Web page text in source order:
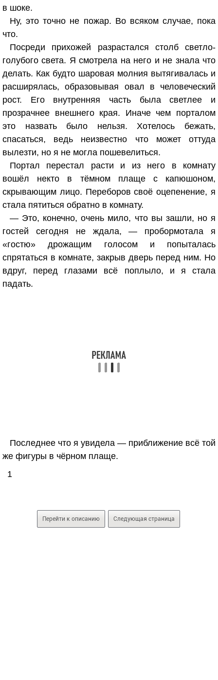
в шоке.
Ну, это точно не пожар. Во всяком случае, пока
что.
Посреди прихожей разрастался столб светло-
голубого света. Я смотрела на него и не знала что
делать. Как будто шаровая молния вытягивалась и
расширялась, образовывая овал в человеческий
рост. Его внутренняя часть была светлее и
прозрачнее внешнего края. Иначе чем порталом
это назвать было нельзя. Хотелось бежать,
спасаться, ведь неизвестно что может оттуда
вылезти, но я не могла пошевелиться.
Портал перестал расти и из него в комнату
вошёл некто в тёмном плаще с капюшоном,
скрывающим лицо. Переборов своё оцепенение, я
стала пятиться обратно в комнату.
— Это, конечно, очень мило, что вы зашли, но я
гостей сегодня не ждала, — пробормотала я
«гостю» дрожащим голосом и попыталась
спрятаться в комнате, закрыв дверь перед ним. Но
вдруг, перед глазами всё поплыло, и я стала
падать.
Последнее что я увидела — приближение всё той
же фигуры в чёрном плаще.
1
Перейти к описанию Следующая страница